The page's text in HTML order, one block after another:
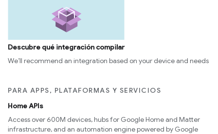
Descubre qué integración compilar
We’ll recommend an integration based on your device and needs
PARA APPS, PLATAFORMAS Y SERVICIOS
Home APIs
Access over 600M devices, hubs for Google Home and Matter
infrastructure, and an automation engine powered by Google